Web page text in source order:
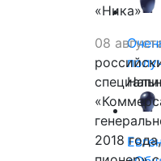
«Ника»
08
2018